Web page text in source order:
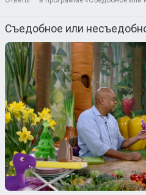
Съедобное или